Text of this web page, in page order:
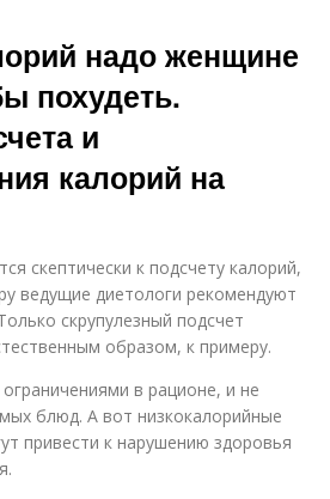
надо женщине
похудеть.
и
калорий на
скептически к подсчету калорий,
ведущие диетологи рекомендуют
скрупулезный подсчет
образом, к примеру.
в рационе, и не
блюд. А вот низкокалорийные
привести к нарушению здоровья